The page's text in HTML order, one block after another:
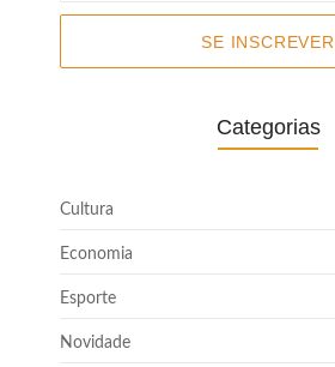
SE INSCREVER
Categorias
Cultura
Economia
Esporte
Novidade